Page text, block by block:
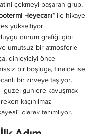
çekmeyi başaran grup,
Heyecanı" ile hikaye
yükseltiyor.
durum grafiği gibi
umutsuz bir atmosferle
dinleyiciyi önce
bir boşluğa, finalde ise
bir zirveye taşıyor.
"güzel günlere kavuşmak
kaçınılmaz
olarak tanımlıyor.